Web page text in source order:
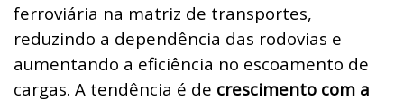
ferroviária na matriz de transportes,
reduzindo a dependência das rodovias e
aumentando a eficiência no escoamento de
cargas. A tendência é de crescimento com a